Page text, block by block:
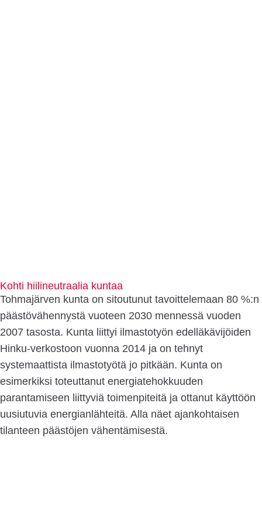
Kohti hiilineutraalia kuntaa
Tohmajärven kunta on sitoutunut tavoittelemaan 80 %:n
päästövähennystä vuoteen 2030 mennessä vuoden
2007 tasosta. Kunta liittyi ilmastotyön edelläkävijöiden
Hinku-verkostoon vuonna 2014 ja on tehnyt
systemaattista ilmastotyötä jo pitkään. Kunta on
esimerkiksi toteuttanut energiatehokkuuden
parantamiseen liittyviä toimenpiteitä ja ottanut käyttöön
uusiutuvia energianlähteitä. Alla näet ajankohtaisen
tilanteen päästöjen vähentämisestä.